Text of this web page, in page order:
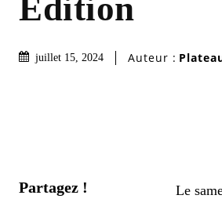
Édition
juillet 15, 2024 Auteur :
Partagez !
Le